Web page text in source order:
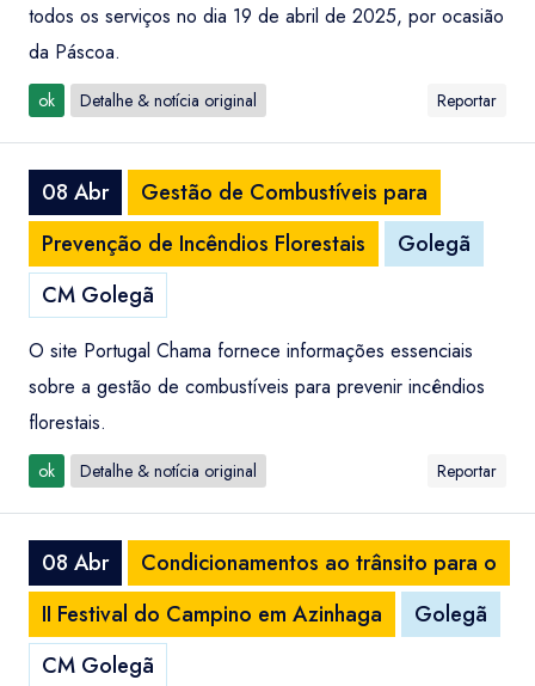
todos os serviços no dia 19 de abril de 2025, por ocasião
da Páscoa.
ok Detalhe & notícia original Reportar
08 Abr
Gestão de Combustíveis para
Prevenção de Incêndios Florestais
Golegã
CM Golegã
O site Portugal Chama fornece informações essenciais
sobre a gestão de combustíveis para prevenir incêndios
florestais.
ok Detalhe & notícia original Reportar
08 Abr
Condicionamentos ao trânsito para o
II Festival do Campino em Azinhaga
Golegã
CM Golegã